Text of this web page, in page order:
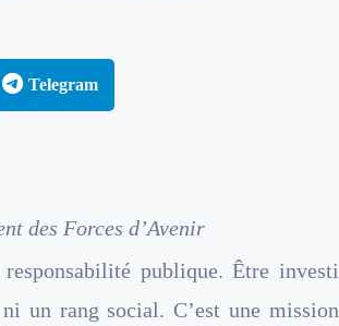
Telegram
des Forces d’Avenir
publique. Être investi
un rang social. C’est une mission